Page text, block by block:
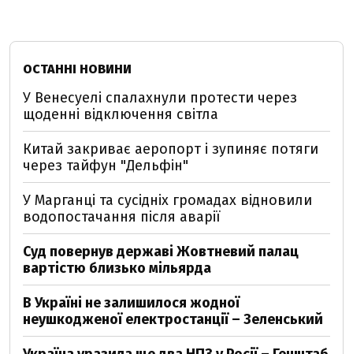
ОСТАННІ НОВИНИ
У Венесуелі спалахнули протести через
щоденні відключення світла
Китай закриває аеропорт і зупиняє потяги
через тайфун "Дельфін"
У Марганці та сусідніх громадах відновили
водопостачання після аварії
Суд повернув державі Жовтневий палац
вартістю близько мільярда
В Україні не залишилося жодної
неушкодженої електростанції – Зеленський